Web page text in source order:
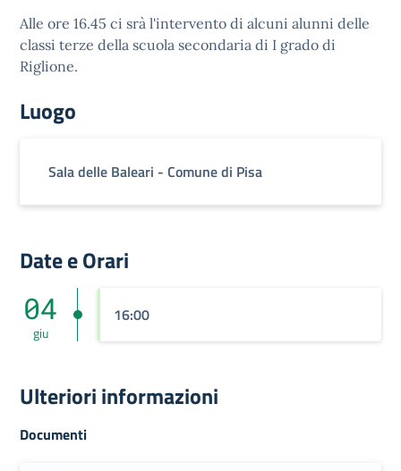
Alle ore 16.45 ci srà l'intervento di alcuni alunni delle
classi terze della scuola secondaria di I grado di
Riglione.
Luogo
Sala delle Baleari - Comune di Pisa
Date e Orari
04
giu
16:00
Ulteriori informazioni
Documenti